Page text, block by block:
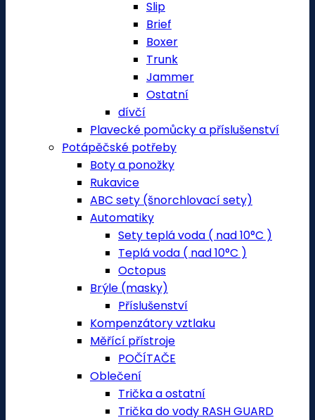
Slip
Brief
Boxer
Trunk
Jammer
Ostatní
dívčí
Plavecké pomůcky a příslušenství
Potápěčské potřeby
Boty a ponožky
Rukavice
ABC sety (šnorchlovací sety)
Automatiky
Sety teplá voda ( nad 10°C )
Teplá voda ( nad 10°C )
Octopus
Brýle (masky)
Příslušenství
Kompenzátory vztlaku
Měřící přístroje
POČÍTAČE
Oblečení
Trička a ostatní
Trička do vody RASH GUARD